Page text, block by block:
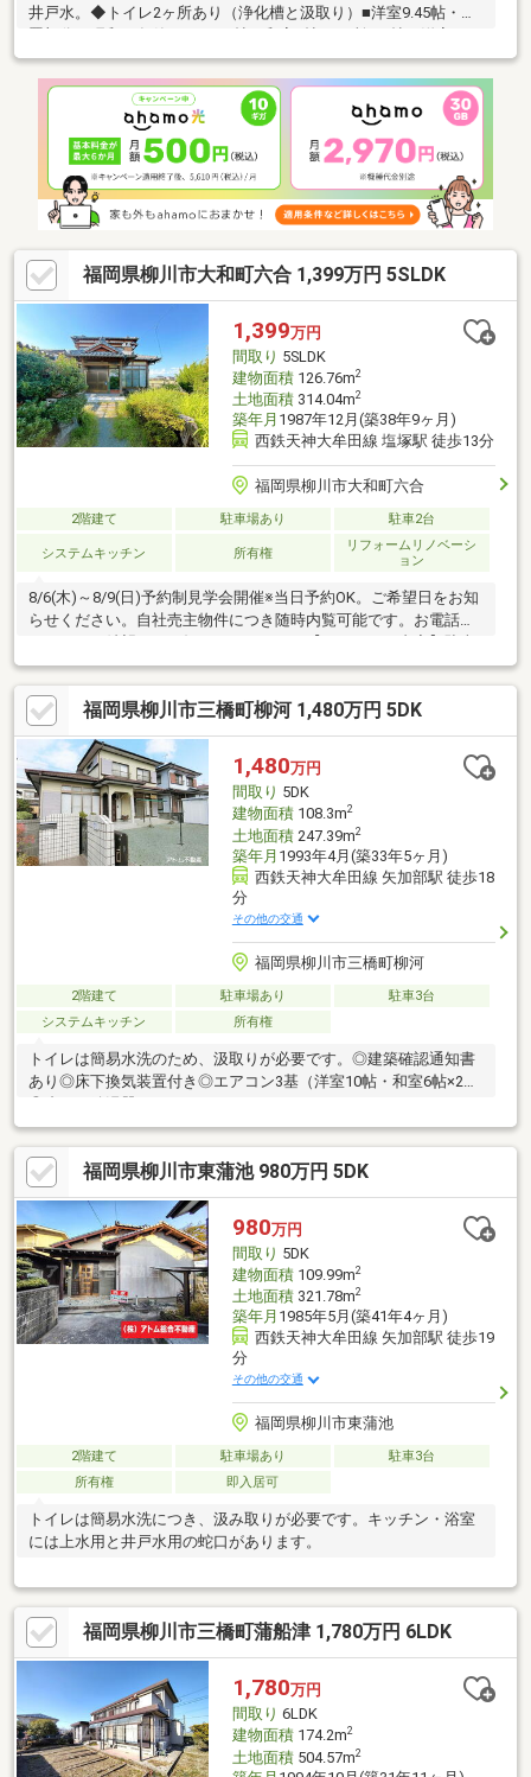
井戸水。◆トイレ2ヶ所あり（浄化槽と汲取り）■洋室9.45帖・物
帖・水回り部分（平成10年増築）
福岡県柳川市大和町六合 1,399万円 5SLDK
1,399万円
間取り 5SLDK
建物面積126.76m2
土地面積314.04m2
築年月 1987年12月(築38年9ヶ月)
西鉄天神大牟田線 塩塚駅 徒歩13分
福岡県柳川市大和町六合
2階建て 駐車場あり 駐車2台
システムキッチン 所有権
リフォームリノベーシ
ョン
8/6(木)～8/9(日)予約制見学会開催※当日予約OK。ご希望日をお知
らせください。自社売主物件につき随時内覧可能です。お電話か
場拡張、外壁塗装、植栽剪定、庭木伐採システムキッチン交換、
ユニットバス交換、トイレ交換、洗面化粧台交換【おすすめポイ
ント】・本物件は条件により住宅ローン減税が適用されます。・
雨漏り、構造上主要な部分の欠陥や・腐食、給排水管の故障や漏
水についてお引渡しより２年間保証。・シロアリ防除工事施工後5
年間保証。
福岡県柳川市三橋町柳河 1,480万円 5DK
1,480万円
間取り 5DK
建物面積108.3m2
土地面積247.39m2
築年月 1993年4月(築33年5ヶ月)
西鉄天神大牟田線 矢加部駅 徒歩18
分
その他の交通
福岡県柳川市三橋町柳河
2階建て 駐車場あり
駐車3台
システムキッチン
所有権
トイレは簡易水洗のため、汲取りが必要です。◎建築確認通知書
あり◎床下換気装置付き◎エアコン3基（洋室10帖・和室6帖×2）
福岡県柳川市東蒲池 980万円 5DK
980万円
間取り 5DK
建物面積109.99m2
土地面積321.78m2
築年月 1985年5月(築41年4ヶ月)
西鉄天神大牟田線 矢加部駅 徒歩19
分
その他の交通
福岡県柳川市東蒲池
2階建て 駐車場あり
駐車3台
所有権
即入居可
トイレは簡易水洗につき、汲み取りが必要です。キッチン・浴室
には上水用と井戸水用の蛇口があります。
福岡県柳川市三橋町蒲船津 1,780万円 6LDK
1,780万円
間取り 6LDK
建物面積174.2m2
土地面積504.57m2